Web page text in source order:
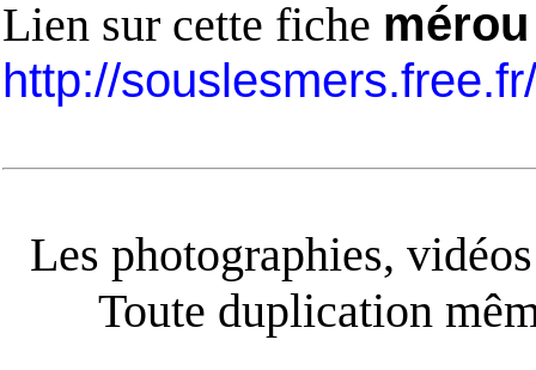
Lien sur cette fiche
http://
Les photographies,
Toute duplication